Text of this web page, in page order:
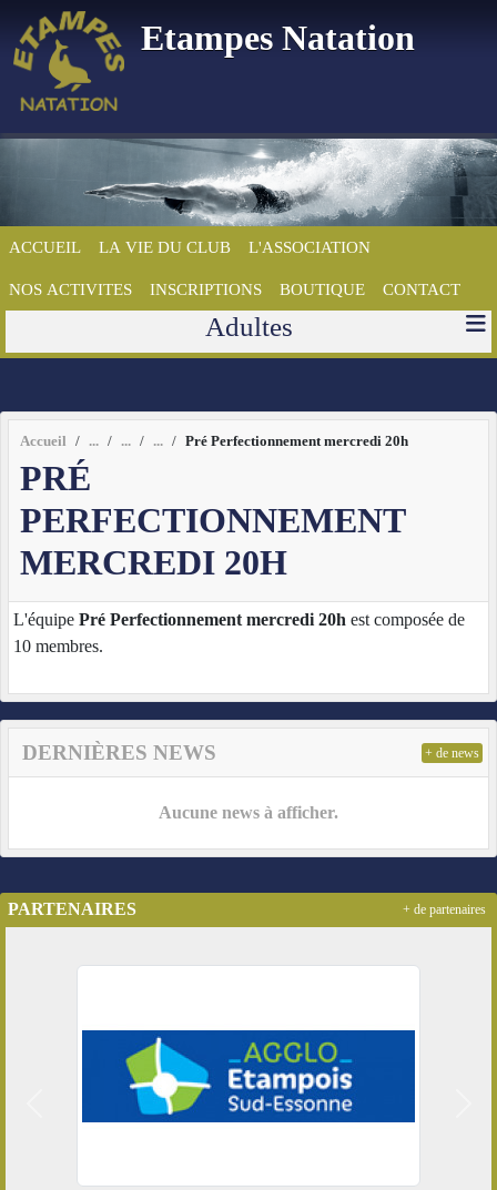
Etampes Natation
ACCUEIL LA VIE DU CLUB L'ASSOCIATION
NOS ACTIVITES INSCRIPTIONS BOUTIQUE CONTACT
Adultes
Accueil Pré Perfectionnement mercredi 20h
PRÉ
PERFECTIONNEMENT
MERCREDI 20H
L'équipe Pré Perfectionnement mercredi 20h est composée de
10 membres.
DERNIÈRES NEWS
Aucune news à afficher.
+ de news
PARTENAIRES + de partenaires
Panneau de gestion des cookies